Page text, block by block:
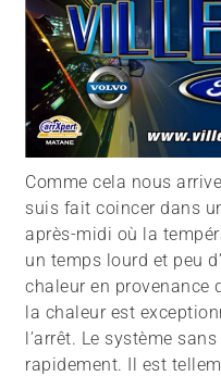
Comme cela nous
suis fait coincer dans
après-midi où la
un temps lourd et peu
chaleur en provenance
la chaleur est
l’arrêt. Le système
rapidement. Il est